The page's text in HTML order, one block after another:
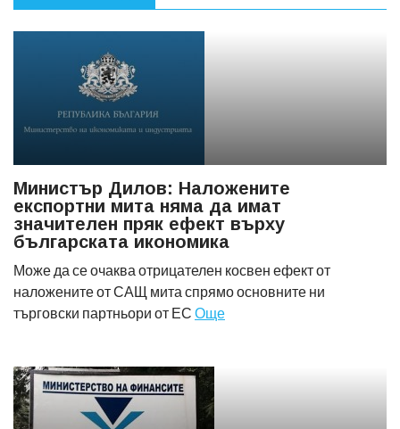
Министър Дилов: Наложените
експортни мита няма да имат
значителен пряк ефект върху
българската икономика
Може да се очаква отрицателен косвен ефект от
наложените от САЩ мита спрямо основните ни
търговски партньори от ЕС Още